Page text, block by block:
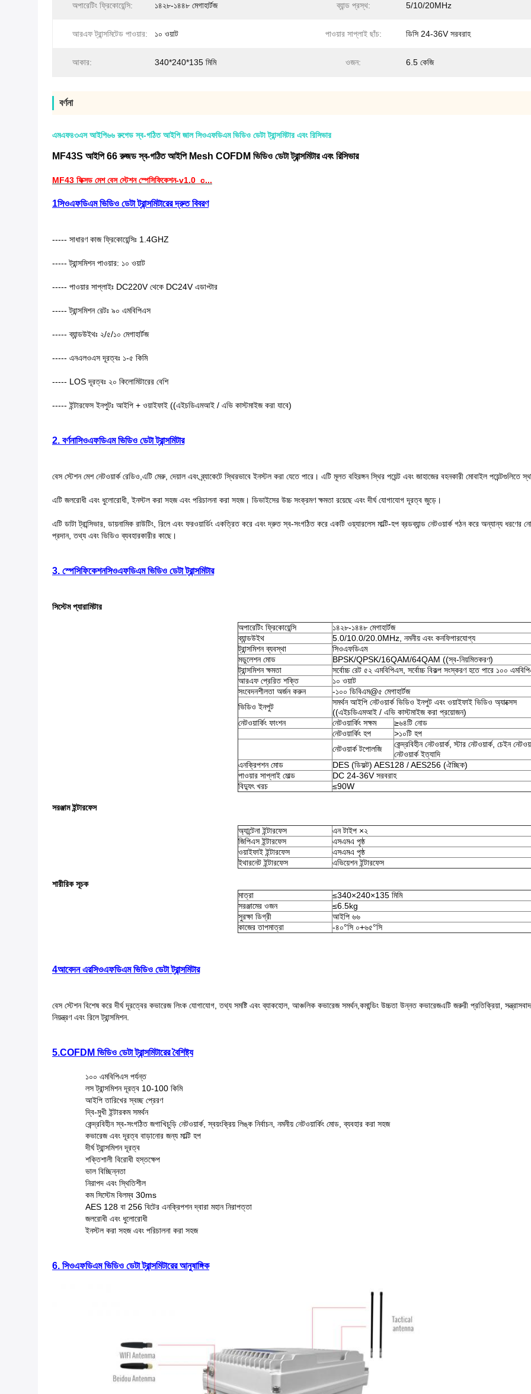
অপারেটিং ফ্রিকোয়েন্সি: ১৪২৮-১৪৪৮ মেগাহার্টজ ব্যান্ড প্রস্থ: 5/10/20MHz
আরএফ ট্রান্সমিটেড পাওয়ার: ১০ ওয়াট পাওয়ার সাপ্লাই ছাঁচ: ডিসি 24-36V সরবরাহ
আকার: 340*240*135 মিমি ওজন: 6.5 কেজি
বর্ণনা
এমএফ৪৩এস আইপি৬৬ রুগেড স্ব-গঠিত আইপি জাল সিওএফডিএম ভিডিও ডেটা ট্রান্সমিটার এবং রিসিভার
MF43S আইপি 66 রুজড স্ব-গঠিত আইপি Mesh COFDM ভিডিও ডেটা ট্রান্সমিটার এবং রিসিভার
MF43 ফিক্সড মেশ বেস স্টেশন স্পেসিফিকেশন-v1.0_c...
1সিওএফডিএম ভিডিও ডেটা ট্রান্সমিটারের দ্রুত বিবরণ
----- সাধারণ কাজ ফ্রিকোয়েন্সিঃ 1.4GHZ
----- ট্রান্সমিশন পাওয়ার: ১০ ওয়াট
----- পাওয়ার সাপ্লাইঃ DC220V থেকে DC24V এডাপ্টার
----- ট্রান্সমিশন রেটঃ ৯০ এমবিপিএস
----- ব্যান্ডউইথঃ ২/৫/১০ মেগাহার্টজ
----- এনএলওএস দূরত্বঃ ১-৫ কিমি
----- LOS দূরত্বঃ ২০ কিলোমিটারের বেশি
----- ইন্টারফেস ইনপুটঃ আইপি + ওয়াইফাই ((এইচডিএমআই / এভি কাস্টমাইজ করা যাবে)
2. বর্ণনাসিওএফডিএম ভিডিও ডেটা ট্রান্সমিটার
বেস স্টেশন মেশ নেটওয়ার্ক রেডিও,এটি মেরু, দেয়াল এবং ব্র্যাকেটে স্থিরভাবে ইনস্টল করা যেতে পারে। এটি মূলত বহিরঙ্গন স্থির পয়েন্ট এবং জাহাজের বহনকারী মোবাইল পয়েন্টগুলিতে
এটি জলরোধী এবং ধুলোরোধী, ইনস্টল করা সহজ এবং পরিচালনা করা সহজ। ডিভাইসের উচ্চ সংক্রমণ ক্ষমতা রয়েছে এবং দীর্ঘ যোগাযোগ দূরত্ব জুড়ে।
এটি ডাটা ট্রান্সিভার, ডায়নামিক রাউটিং, রিলে এবং ফরওয়ার্ডিং একত্রিত করে এবং দ্রুত স্ব-সংগঠিত করে একটি ওয়্যারলেস মাল্টি-হপ ব্রডব্যান্ড নেটওয়ার্ক গঠন করে অন্যান্য ধরণের
প্রদান, তথ্য এবং ভিডিও ব্যবহারকারীর কাছে।
3. স্পেসিফিকেশনসিওএফডিএম ভিডিও ডেটা ট্রান্সমিটার
সিস্টেম প্যারামিটার
অপারেটিং ফ্রিকোয়েন্সি
১৪২৮-১৪৪৮ মেগাহার্টজ
ব্যান্ডউইথ
5.0/10.0/20.0MHz, নমনীয় এবং কনফিগারযোগ্য
ট্রান্সমিশন ব্যবস্থা
সিওএফডিএম
মডুলেশন মোড
BPSK/QPSK/16QAM/64QAM ((স্ব-নিয়মিতকরণ)
ট্রান্সমিশন ক্ষমতা
সর্বোচ্চ রেট ৫২ এমবিপিএস, সর্বোচ্চ বিকল্প সংস্করণ হতে পারে ১০০
আরএফ প্রেরিত শক্তি
১০ ওয়াট
সংবেদনশীলতা অর্জন করুন
-১০০ ডিবিএম@৫ মেগাহার্টজ
ভিডিও ইনপুট
সমর্থন আইপি নেটওয়ার্ক ভিডিও ইনপুট এবং ওয়াইফাই ভিডিও অ্যাক্সেস
((এইচডিএমআই / এভি কাস্টমাইজ করা প্রয়োজন)
নেটওয়ার্কিং ফাংশন
নেটওয়ার্কিং সক্ষম
≥৬৪টি নোড
নেটওয়ার্কিং হপ
>১০টি হপ
নেটওয়ার্ক টপোলজি
কেন্দ্রবিহীন নেটওয়ার্ক, স্টার নেটওয়ার্ক, চেইন
নেটওয়ার্ক ইত্যাদি
এনক্রিপশন মোড
DES (ডিফল্ট) AES128 / AES256 (ঐচ্ছিক)
পাওয়ার সাপ্লাই মোল্ড
DC 24-36V সরবরাহ
বিদ্যুৎ খরচ
≤90W
সরঞ্জাম ইন্টারফেস
অ্যান্টেনা ইন্টারফেস
এন টাইপ ×২
জিপিএস ইন্টারফেস
এসএমএ পৃষ্ঠ
ওয়াইফাই ইন্টারফেস
এসএমএ পৃষ্ঠ
ইথারনেট ইন্টারফেস
এভিয়েশন ইন্টারফেস
শারীরিক সূচক
মাত্রা
≤340×240×135 মিমি
সরঞ্জামের ওজন
≤6.5kg
সুরক্ষা ডিগ্রী
আইপি ৬৬
কাজের তাপমাত্রা
-৪০°সি ০+৬৫°সি
4আবেদন এরসিওএফডিএম ভিডিও ডেটা ট্রান্সমিটার
বেস স্টেশন বিশেষ করে দীর্ঘ দূরত্বের কভারেজ লিংক যোগাযোগ, তথ্য সমষ্টি এবং ব্যাকহোল, আঞ্চলিক কভারেজ সমর্থন,কমান্ডিং উচ্চতা উন্নত কভারেজএটি জরুরী প্রতিক্রিয়া,
নিয়ন্ত্রণ এবং রিলে ট্রান্সমিশন.
5.COFDM ভিডিও ডেটা ট্রান্সমিটারের বৈশিষ্ট্য
১০০ এমবিপিএস পর্যন্ত
লস ট্রান্সমিশন দূরত্ব 10-100 কিমি
আইপি তারিখের স্বচ্ছ প্রেরণ
দ্বি-মুখী ইন্টারকম সমর্থন
কেন্দ্রবিহীন স্ব-সংগঠিত জগাখিচুড়ি নেটওয়ার্ক, স্বয়ংক্রিয় লিঙ্ক নির্বাচন, নমনীয় নেটওয়ার্কিং মোড, ব্যবহার করা সহজ
কভারেজ এবং দূরত্ব বাড়ানোর জন্য মাল্টি হপ
দীর্ঘ ট্রান্সমিশন দূরত্ব
শক্তিশালী বিরোধী হস্তক্ষেপ
ভাল বিচ্ছিন্নতা
নিরাপদ এবং স্থিতিশীল
কম সিস্টেম বিলম্ব 30ms
AES 128 বা 256 বিটের এনক্রিপশন দ্বারা মহান নিরাপত্তা
জলরোধী এবং ধুলোরোধী
ইনস্টল করা সহজ এবং পরিচালনা করা সহজ
6. সিওএফডিএম ভিডিও ডেটা ট্রান্সমিটারের আনুষাঙ্গিক